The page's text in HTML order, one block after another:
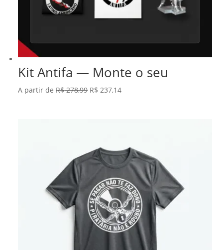
Kit Antifa — Monte o seu
A partir deR$278,99 O
R$ 237,14O